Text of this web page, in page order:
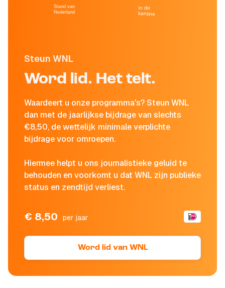
Steun WNL
Word lid. Het telt.
Waardeert u onze programma's? Steun WNL
dan met de jaarlijkse bijdrage van slechts
€8,50, de wettelijk minimale verplichte
bijdrage voor omroepen.
Hiermee helpt u ons journalistieke geluid te
behouden en voorkomt u dat WNL zijn publieke
status en zendtijd verliest.
€ 8,50 per jaar
Word lid van WNL
Stand van
Nederland
In de
kantine